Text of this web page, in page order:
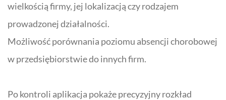
wielkością firmy, jej lokalizacją czy rodzajem
prowadzonej działalności.
Możliwość porównania poziomu absencji chorobowej
w przedsiębiorstwie do innych firm.
Po kontroli aplikacja pokaże precyzyjny rozkład